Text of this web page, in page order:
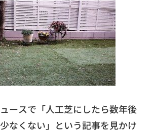
ースで「人工芝にしたら数年後
なくない」 という記事を見かけ